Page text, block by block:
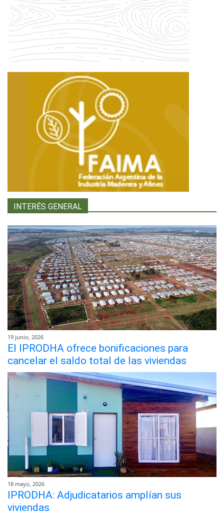
INTERÉS GENERAL
19 junio, 2026
El IPRODHA ofrece bonificaciones para
cancelar el saldo total de las viviendas
18 mayo, 2026
IPRODHA: Adjudicatarios amplían sus
viviendas